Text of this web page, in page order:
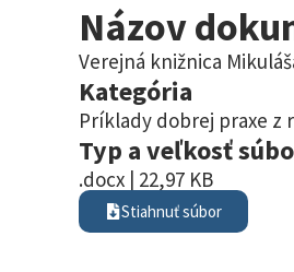
Názov
Verejná knižnica
Kategória
Príklady dobrej praxe z
Typ a veľkosť
.docx | 22,97 KB
Stiahnuť súbor